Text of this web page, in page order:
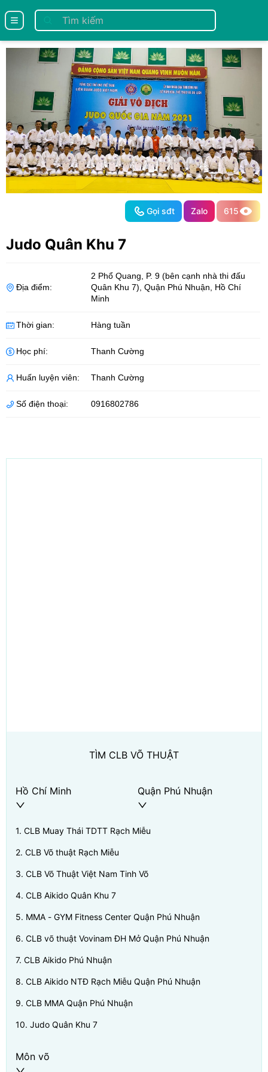
menu
Gọi sđt Zalo 615
Judo Quân Khu 7
Địa điểm:
2 Phổ Quang, P. 9 (bên cạnh nhà thi đấu
Quân Khu 7), Quận Phú Nhuận, Hồ Chí
Minh
Thời gian: Hàng tuần
Học phí: Thanh Cường
Huấn luyện viên: Thanh Cường
Số điện thoại: 0916802786
TÌM CLB VÕ THUẬT
Hồ Chí Minh Quận Phú Nhuận
1. CLB Muay Thái TDTT Rạch Miễu
2. CLB Võ thuật Rạch Miễu
3. CLB Võ Thuật Việt Nam Tinh Võ
4. CLB Aikido Quân Khu 7
5. MMA - GYM Fitness Center Quận Phú Nhuận
6. CLB võ thuật Vovinam ĐH Mở Quận Phú Nhuận
7. CLB Aikido Phú Nhuận
8. CLB Aikido NTĐ Rạch Miễu Quận Phú Nhuận
9. CLB MMA Quận Phú Nhuận
10. Judo Quân Khu 7
Môn võ